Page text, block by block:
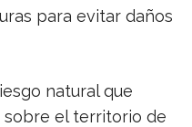
para evitar daños
natural que
el territorio de